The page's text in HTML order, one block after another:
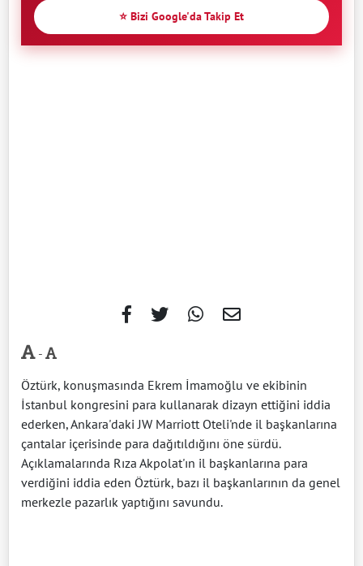
⭐ Bizi Google'da Takip Et
-
Öztürk, konuşmasında Ekrem İmamoğlu ve ekibinin
İstanbul kongresini para kullanarak dizayn ettiğini iddia
ederken, Ankara'daki JW Marriott Oteli'nde il başkanlarına
çantalar içerisinde para dağıtıldığını öne sürdü.
Açıklamalarında Rıza Akpolat'ın il başkanlarına para
verdiğini iddia eden Öztürk, bazı il başkanlarının da genel
merkezle pazarlık yaptığını savundu.